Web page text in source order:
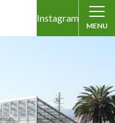
Instagram
MENU